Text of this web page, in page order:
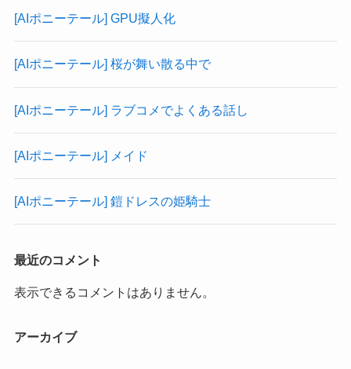
[AIポニーテール] GPU擬人化
[AIポニーテール] 桜が舞い散る中で
[AIポニーテール] ラブコメでよくある話し
[AIポニーテール] メイド
[AIポニーテール] 鎧ドレスの姫騎士
最近のコメント
表示できるコメントはありません。
アーカイブ